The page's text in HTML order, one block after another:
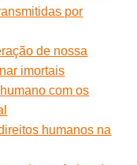
por
de nossa
imortais
com os
humanos na